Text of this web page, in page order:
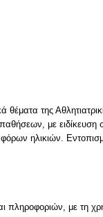
θέματα της
με
ηλικιών.
με τη